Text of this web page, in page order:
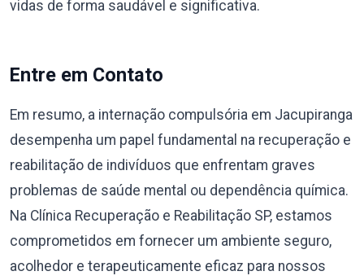
vidas de forma saudável e significativa.
Entre em Contato
Em resumo, a internação compulsória em Jacupiranga
desempenha um papel fundamental na recuperação e
reabilitação de indivíduos que enfrentam graves
problemas de saúde mental ou dependência química.
Na Clínica Recuperação e Reabilitação SP, estamos
comprometidos em fornecer um ambiente seguro,
acolhedor e terapeuticamente eficaz para nossos